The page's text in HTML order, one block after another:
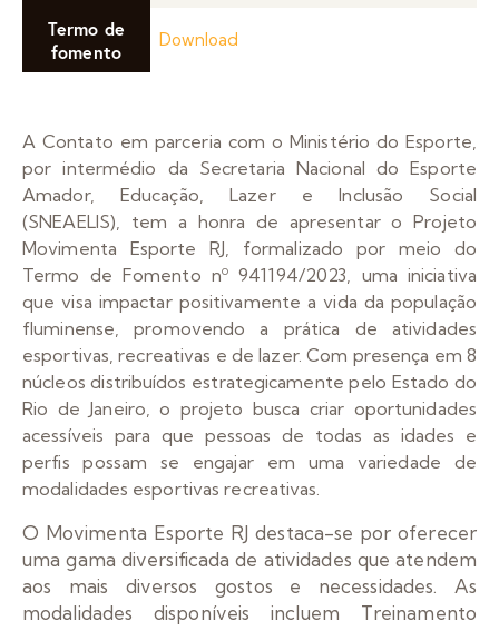
Termo de
fomento
Download
A Contato em parceria com o Ministério do Esporte,
por intermédio da Secretaria Nacional do Esporte
Amador, Educação, Lazer e Inclusão Social
(SNEAELIS), tem a honra de apresentar o Projeto
Movimenta Esporte RJ, formalizado por meio do
Termo de Fomento nº 941194/2023, uma iniciativa
que visa impactar positivamente a vida da população
fluminense, promovendo a prática de atividades
esportivas, recreativas e de lazer. Com presença em 8
núcleos distribuídos estrategicamente pelo Estado do
Rio de Janeiro, o projeto busca criar oportunidades
acessíveis para que pessoas de todas as idades e
perfis possam se engajar em uma variedade de
modalidades esportivas recreativas.
O Movimenta Esporte RJ destaca-se por oferecer
uma gama diversificada de atividades que atendem
aos mais diversos gostos e necessidades. As
modalidades disponíveis incluem Treinamento